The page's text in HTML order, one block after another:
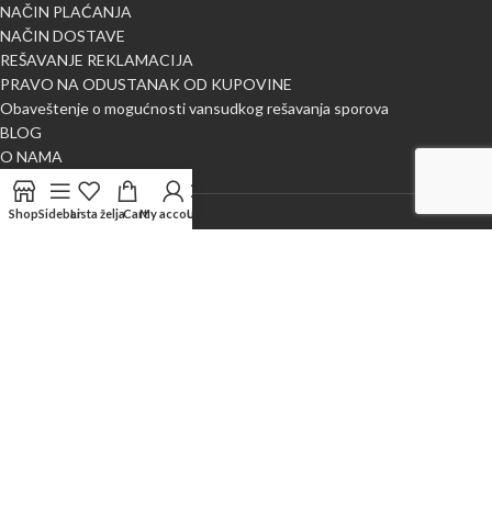
NAČIN PLAĆANJA
NAČIN DOSTAVE
REŠAVANJE REKLAMACIJA
PRAVO NA ODUSTANAK OD KUPOVINE
Obaveštenje o mogućnosti vansudkog rešavanja sporova
BLOG
O NAMA
Kontaktirajte nas
ShopSidebarLista željaCartMy accountUporedi